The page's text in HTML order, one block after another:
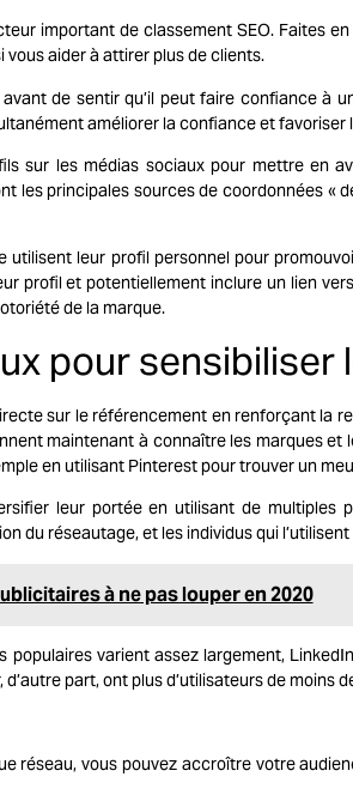
important de classementSEO. Faites
aider à attirer plus de clients.
de sentir qu’il peut faire confiance à
améliorer la confiance et favoriser
sur les médias sociaux pour mettre en
les principales sources de coordonnées «
leur profil personnel pour
profil et potentiellement inclure un lien
de la marque.
pour sensibiliser
sur le référencement en renforçant la
maintenant à connaître les marques
en utilisant Pinterest pour trouver un
leur portée en utilisant de multiples
du réseautage, et les individus qui
à ne pas louper en 2020
populaires varient assez largement,
part, ont plus d’utilisateurs de moins
réseau, vous pouvez accroître votre